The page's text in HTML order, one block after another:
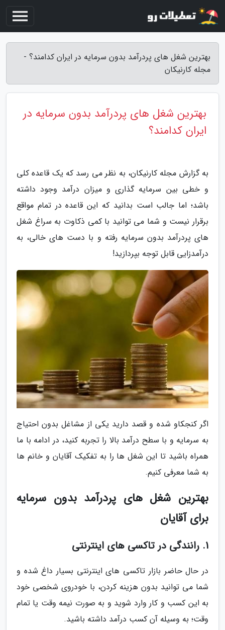
بهترین شغل های پردرآمد بدون سرمایه در ایران کدامند؟ -
مجله کارنیکان
بهترین شغل های پردرآمد بدون سرمایه در
ایران کدامند؟
به گزارش مجله کارنیکان، به نظر می رسد که یک قاعده کلی
و خطی بین سرمایه گذاری و میزان درآمد وجود داشته
باشد؛ اما جالب است بدانید که این قاعده در تمام مواقع
برقرار نیست و شما می توانید با کمی ذکاوت به سراغ شغل
های پردرآمد بدون سرمایه رفته و با دست های خالی، به
درآمدزایی قابل توجه بپردازید!
اگر کنجکاو شده و قصد دارید یکی از مشاغل بدون احتیاج
به سرمایه و با سطح درآمد بالا را تجربه کنید، در ادامه با ما
همراه باشید تا این شغل ها را به تفکیک آقایان و خانم ها
به شما معرفی کنیم.
بهترین شغل های پردرآمد بدون سرمایه
برای آقایان
1. رانندگی در تاکسی های اینترنتی
در حال حاضر بازار تاکسی های اینترنتی بسیار داغ شده و
شما می توانید بدون هزینه کردن، با خودروی شخصی خود
به این کسب و کار وارد شوید و به صورت نیمه وقت یا تمام
وقت؛ به وسیله آن کسب درآمد داشته باشید.